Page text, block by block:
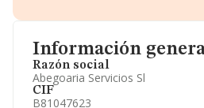
Información
Razón social
Abegoaria Servicios Sl
CIF
B81047623
Información oficial y registral